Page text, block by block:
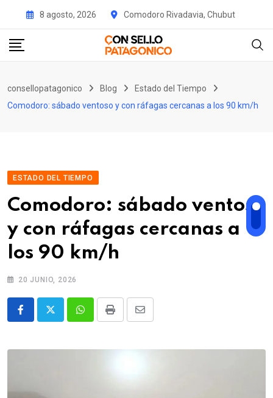
content
8 agosto, 2026 Comodoro Rivadavia, Chubut
consellopatagonico Blog
Estado del Tiempo
Comodoro: sábado ventoso y con ráfagas cercanas a los 90 km/h
ESTADO DEL TIEMPO
Comodoro: sábado ventoso
y con ráfagas cercanas a
los 90 km/h
20 JUNIO, 2026
WhatsappPrint
Share
Email